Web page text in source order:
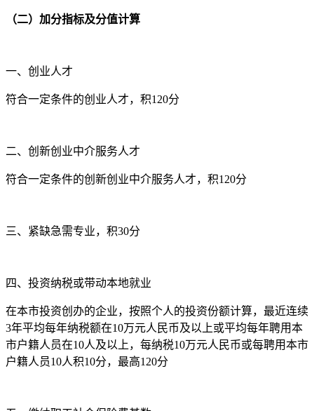
（二）加分指标及分值计算
一、创业人才
符合一定条件的创业人才，积120分
二、创新创业中介服务人才
符合一定条件的创新创业中介服务人才，积120分
三、紧缺急需专业，积30分
四、投资纳税或带动本地就业
在本市投资创办的企业，按照个人的投资份额计算，最近连续
3年平均每年纳税额在10万元人民币及以上或平均每年聘用本
市户籍人员在10人及以上，每纳税10万元人民币或每聘用本市
户籍人员10人积10分，最高120分